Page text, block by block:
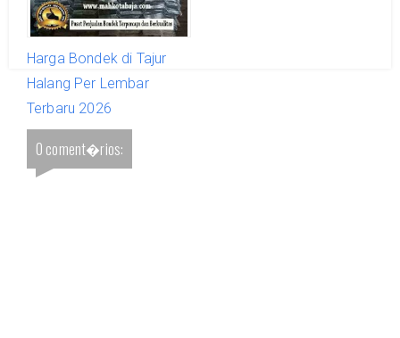
Harga Bondek di Tajur
Halang Per Lembar
Terbaru 2026
0 coment�rios: